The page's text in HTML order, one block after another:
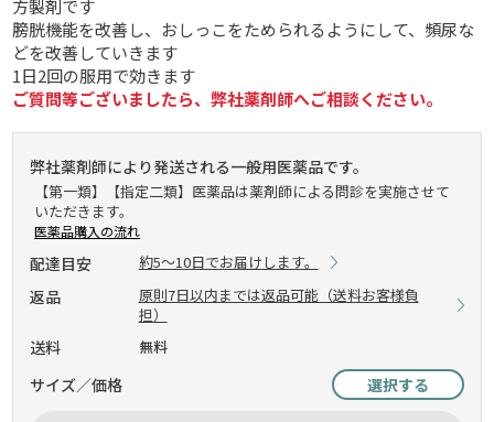
方製剤です
膀胱機能を改善し、おしっこをためられるようにして、頻尿な
どを改善していきます
1日2回の服用で効きます
ご質問等ございましたら、弊社薬剤師へご相談ください。
弊社薬剤師により発送される一般用医薬品です。
【第一類】【指定二類】医薬品は薬剤師による問診を実施させて
いただきます。
医薬品購入の流れ
配達目安 約5～10日でお届けします。
返品
原則7日以内までは返品可能（送料お客様負
担）
送料 無料
サイズ／価格 選択する